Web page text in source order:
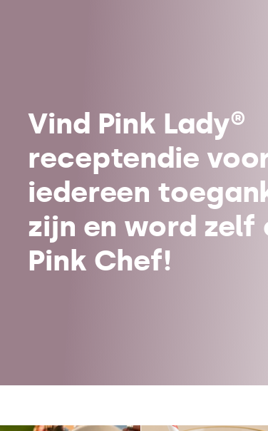
Vind Pink Lady®
receptendie
iedereen
zijn en word zelf
Pink Chef!